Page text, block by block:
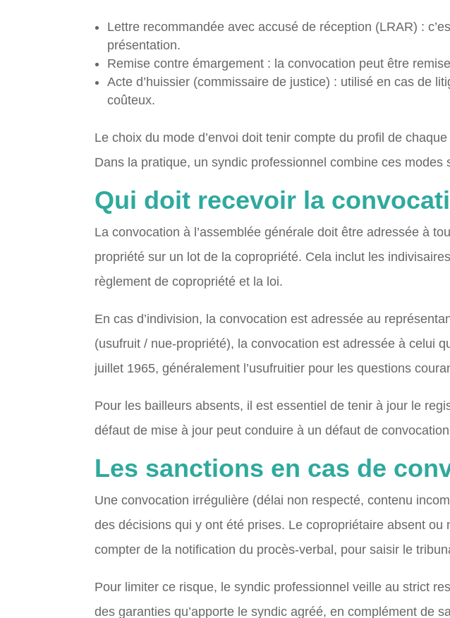
Lettre recommandée avec accusé de réception (LRAR) :
présentation.
Remise contre émargement : la convocation peut être
Acte d’huissier (commissaire de justice) : utilisé en cas de
coûteux.
Le choix du mode d’envoi doit tenir compte du profil de
Dans la pratique, un syndic professionnel combine ces modes
Qui doit recevoir la
La convocation à l’assemblée générale doit être adressée à
propriété sur un lot de la copropriété. Cela inclut les
règlement de copropriété et la loi.
En cas d’indivision, la convocation est adressée au
(usufruit / nue-propriété), la convocation est adressée à celui
juillet 1965, généralement l’usufruitier pour les questions
Pour les bailleurs absents, il est essentiel de tenir à jour le
défaut de mise à jour peut conduire à un défaut de
Les sanctions en cas de
Une convocation irrégulière (délai non respecté, contenu
des décisions qui y ont été prises. Le copropriétaire absent
compter de la notification du procès-verbal, pour saisir le
Pour limiter ce risque, le syndic professionnel veille au strict
des garanties qu’apporte le syndic agréé, en complément de